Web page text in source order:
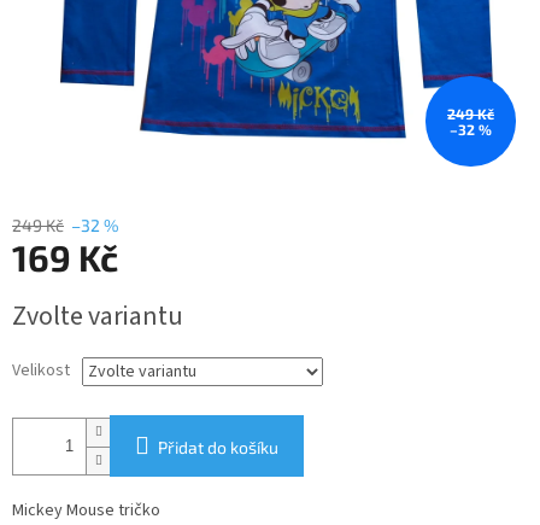
249 Kč
–32 %
249 Kč –32 %
169 Kč
cena:
Zvolte variantu
Velikost
Přidat do košíku
Mickey Mouse tričko